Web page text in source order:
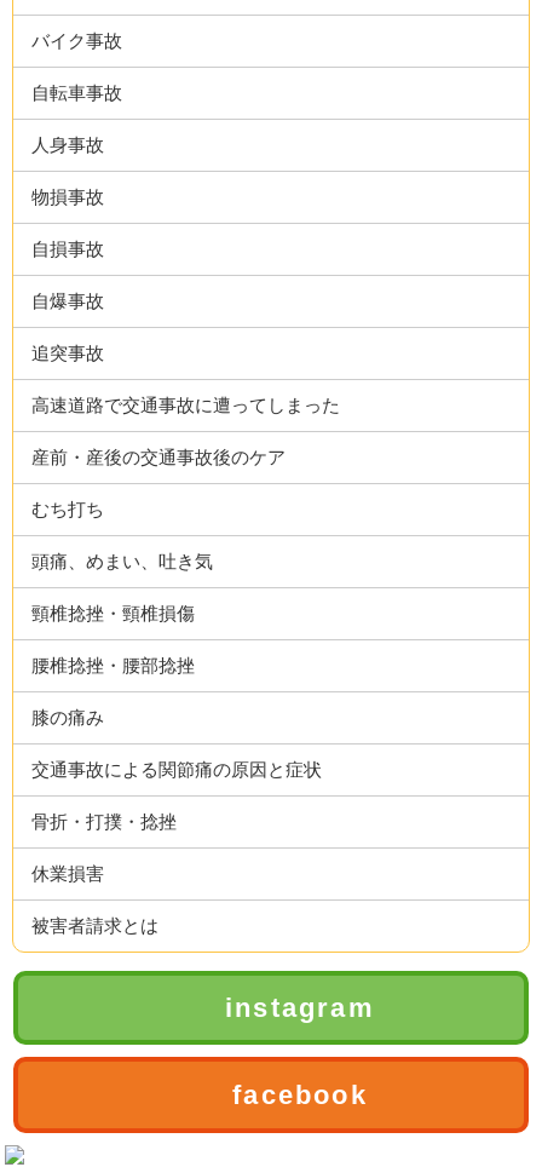
バイク事故
自転車事故
人身事故
物損事故
自損事故
自爆事故
追突事故
高速道路で交通事故に遭ってしまった
産前・産後の交通事故後のケア
むち打ち
頭痛、めまい、吐き気
頸椎捻挫・頸椎損傷
腰椎捻挫・腰部捻挫
膝の痛み
交通事故による関節痛の原因と症状
骨折・打撲・捻挫
休業損害
被害者請求とは
instagram
facebook